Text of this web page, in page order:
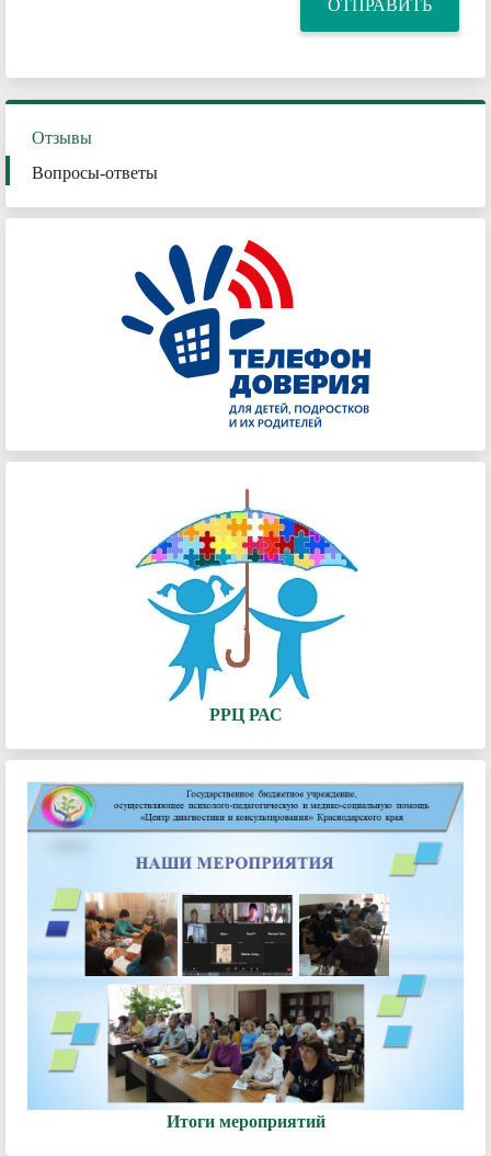
Отзывы
Вопросы-ответы
РРЦ РАС
Итоги мероприятий